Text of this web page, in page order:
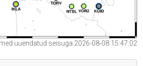
uuendatud seisuga 2026-08-08 15:47:02